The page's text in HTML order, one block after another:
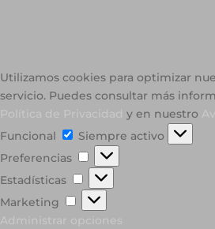
Utilizamos cookies para optimizar
servicio. Puedes consultar más
y en nuestro
Funcional
Funcional
Siempre activo
Preferencias
Preferencias
Estadísticas
Estadísticas
Marketing
Marketing